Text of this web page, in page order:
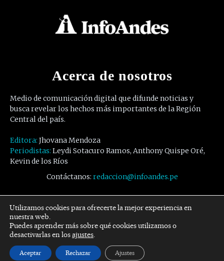
Acerca de nosotros
Medio de comunicación digital que difunde noticias y
busca revelar los hechos más importantes de la Región
Central del país.
Editora: Jhovana Mendoza
Periodistas: Leydi Sotacuro Ramos, Anthony Quispe Oré,
Kevin de los Ríos
Contáctanos: redaccion@infoandes.pe
Síguenos
Facebook Twitter Youtube
Utilizamos cookies para ofrecerte la mejor experiencia en
nuestra web.
Puedes aprender más sobre qué cookies utilizamos o
desactivarlas en losajustes.
Aceptar Rechazar Ajustes